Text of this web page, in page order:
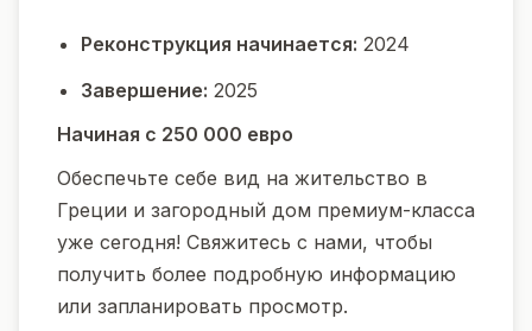
Реконструкция начинается: 2024
Завершение: 2025
Начиная с 250 000 евро
Обеспечьте себе вид на жительство в
Греции и загородный дом премиум-класса
уже сегодня! Свяжитесь с нами, чтобы
получить более подробную информацию
или запланировать просмотр.